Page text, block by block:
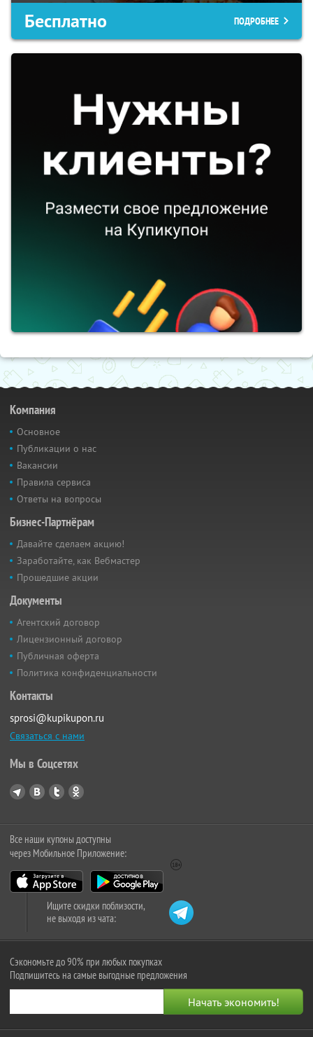
Бесплатно ПОДРОБНЕЕ
Компания
Основное
Публикации о нас
Вакансии
Правила сервиса
Ответы на вопросы
Бизнес-Партнёрам
Давайте сделаем акцию!
Заработайте, как Вебмастер
Прошедшие акции
Документы
Агентский договор
Лицензионный договор
Публичная оферта
Политика конфиденциальности
Контакты
sprosi@kupikupon.ru
Связаться с нами
Мы в Соцсетях
Все наши купоны доступны
через Мобильное Приложение:
Ищите скидки поблизости,
не выходя из чата:
Сэкономьте до 90% при любых покупках
Подпишитесь на самые выгодные предложения